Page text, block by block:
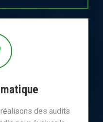
des audits